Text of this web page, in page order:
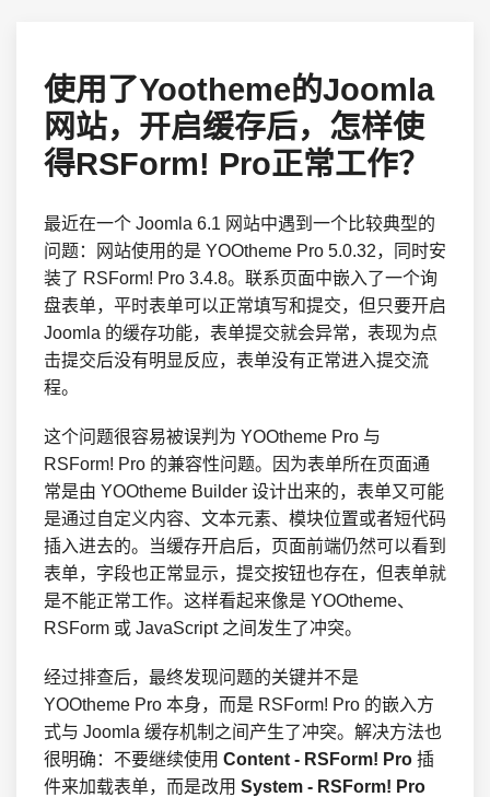
使用了Yootheme的Joomla
网站，开启缓存后，怎样使
得RSForm! Pro正常工作？
最近在一个 Joomla 6.1 网站中遇到一个比较典型的
问题：网站使用的是 YOOtheme Pro 5.0.32，同时安
装了 RSForm! Pro 3.4.8。联系页面中嵌入了一个询
盘表单，平时表单可以正常填写和提交，但只要开启
Joomla 的缓存功能，表单提交就会异常，表现为点
击提交后没有明显反应，表单没有正常进入提交流
程。
这个问题很容易被误判为 YOOtheme Pro 与
RSForm! Pro 的兼容性问题。因为表单所在页面通
常是由 YOOtheme Builder 设计出来的，表单又可能
是通过自定义内容、文本元素、模块位置或者短代码
插入进去的。当缓存开启后，页面前端仍然可以看到
表单，字段也正常显示，提交按钮也存在，但表单就
是不能正常工作。这样看起来像是 YOOtheme、
RSForm 或 JavaScript 之间发生了冲突。
经过排查后，最终发现问题的关键并不是
YOOtheme Pro 本身，而是 RSForm! Pro 的嵌入方
式与 Joomla 缓存机制之间产生了冲突。解决方法也
很明确：不要继续使用 Content - RSForm! Pro 插
件来加载表单，而是改用 System - RSForm! Pro